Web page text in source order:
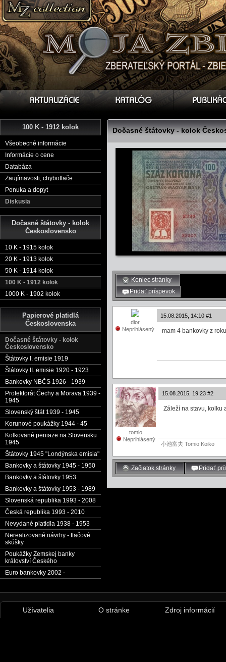
100 K - 1912 kolok
Všeobecné informácie
Informácie o cene
Databáza
Zaujímavosti, chybotlače
Ponuka a dopyt
Diskusia
Dočasné štátovky - kolok
Československo
10 K - 1915 kolok
20 K - 1913 kolok
50 K - 1914 kolok
100 K - 1912 kolok
1000 K - 1902 kolok
Papierové platidlá
Československa
Dočasné štátovky - kolok
Československo
Štátovky I. emisie 1919
Štátovky II. emisie 1920 - 1923
Bankovky NBČS 1926 - 1939
Protektorát Čechy a Morava 1939 -
1945
Slovenský štát 1939 - 1945
Korunové poukážky 1944 - 45
Kolkované peniaze na Slovensku
1945
Štátovky 1945 "Londýnska emisia"
Bankovky a štátovky 1945 - 1950
Bankovky a štátovky 1953
Bankovky a štátovky 1953 - 1989
Slovenská republika 1993 - 2008
Česká republika 1993 - 2010
Nevydané platidla 1938 - 1953
Nerealizované návrhy - tlačové
skúšky
Poukážky Zemskej banky
království Českého
Euro bankovky 2002 -
Dočasné štátovky - kolok
Koniec stránky
Pridať príspevok
dior
Neprihlásený
15.08.2015, 14:10 #1
mam 4 bankovky z
tomio
Neprihlásený
15.08.2015, 19:23 #2
Záleží na stavu, kolku
小池富夫 Tomio Koiko
Začiatok stránky Pridať
Užívatelia O stránke Zdroj informácií